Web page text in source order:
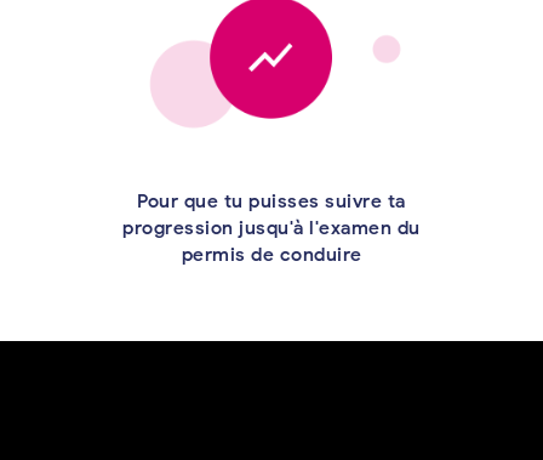
Pour que tu puisses suivre ta
progression jusqu'à l'examen du
permis de conduire